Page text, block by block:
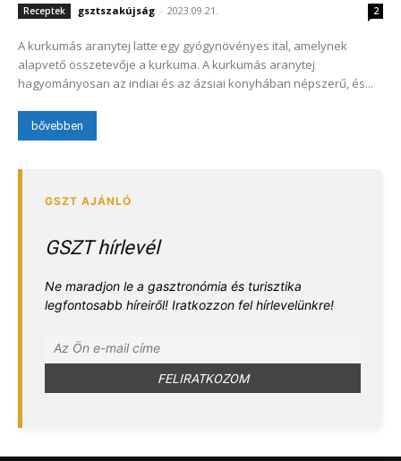
Receptek gsztszakújság - 2023.09.21. 2
A kurkumás aranytej latte egy gyógynövényes ital, amelynek
alapvető összetevője a kurkuma. A kurkumás aranytej
hagyományosan az indiai és az ázsiai konyhában népszerű, és...
bővebben
GSZT hírlevél
Ne maradjon le a gasztronómia és turisztika
legfontosabb híreiről! Iratkozzon fel hírlevelünkre!